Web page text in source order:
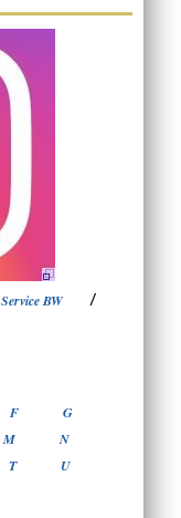
Service BW
/
F
G
M
N
T
U